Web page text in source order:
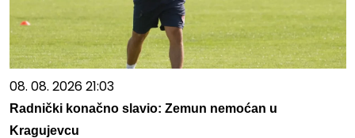
08. 08. 2026 21:03
Radnički konačno slavio: Zemun nemoćan u
Kragujevcu